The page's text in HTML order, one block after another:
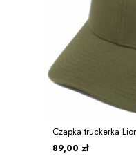
Czapka truckerka
89,00 zł